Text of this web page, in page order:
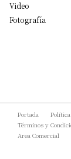
Video
Fotografía
Portada
Términos y
Area Comercial